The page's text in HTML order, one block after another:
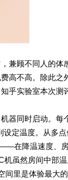
兼顾不同人的体
高不高。除此之
乎实验室本次测
器同时启动。每
设定温度。从多
——在降温速度、
机虽然房间中部
间里是体验最大